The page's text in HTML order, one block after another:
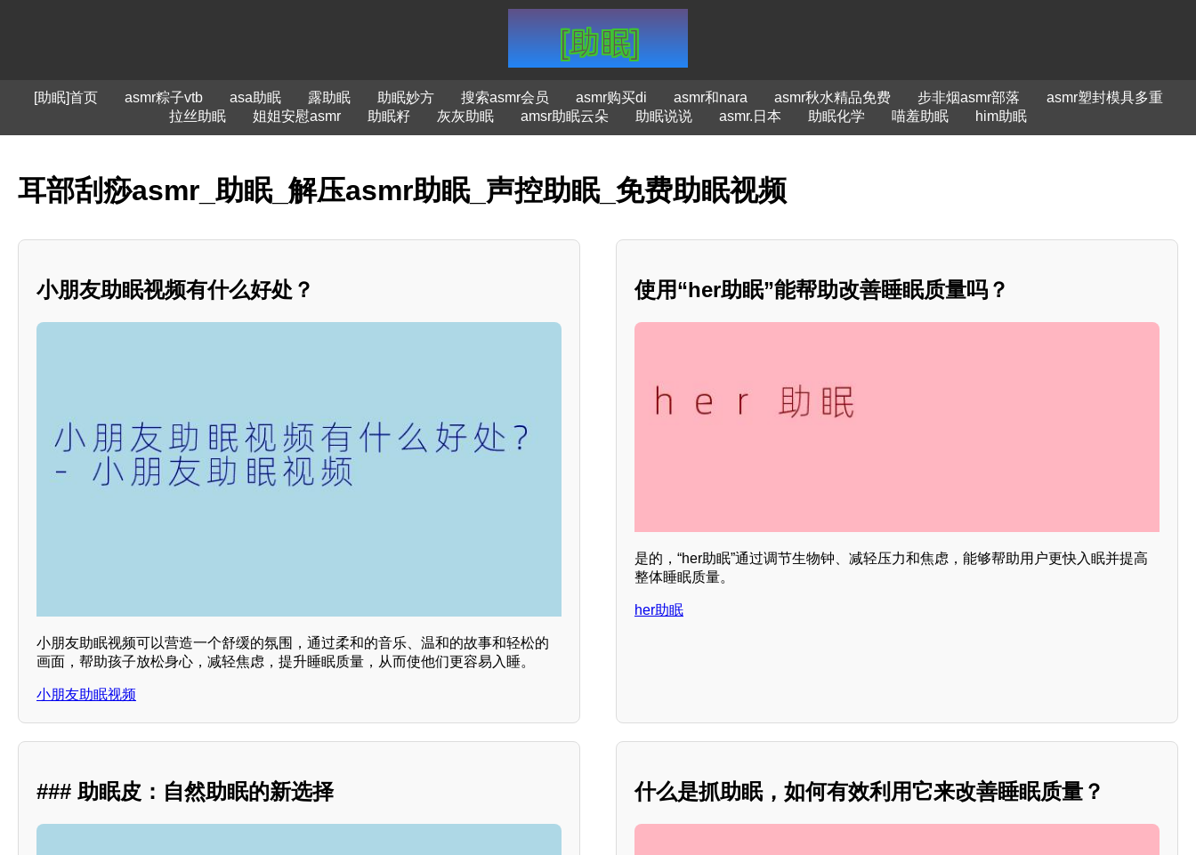
[助眠]首页 asmr粽子vtb asa助眠 露助眠 助眠妙方 搜索asmr会员 asmr购买di asmr和nara asmr秋水精品免费 步非烟asmr部落
asmr塑封模具多重
拉丝助眠
姐姐安慰asmr 助眠籽 灰灰助眠 amsr助眠云朵 助眠说说 asmr.日本 助眠化学 喵羞助眠 him助眠
耳部刮痧asmr_助眠_解压asmr助眠_声控助眠_免费助眠视频
小朋友助眠视频有什么好处？
小朋友助眠视频可以营造一个舒缓的氛围，通过柔和的音乐、温和的故事和轻松的
画面，帮助孩子放松身心，减轻焦虑，提升睡眠质量，从而使他们更容易入睡。
小朋友助眠视频
使用“her助眠”能帮助改善睡眠质量吗？
是的，“her助眠”通过调节生物钟、减轻压力和焦虑，能够帮助用户更快入眠并提高
整体睡眠质量。
her助眠
### 助眠皮：自然助眠的新选择 什么是抓助眠，如何有效利用它来改善睡眠质量？